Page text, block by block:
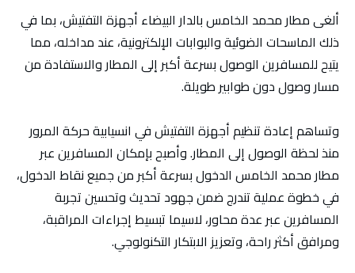
ألغى مطار محمد الخامس بالدار البيضاء أجهزة التفتيش، بما في
ذلك الماسحات الضوئية والبوابات الإلكترونية، عند مداخله، مما
يتيح للمسافرين الوصول بسرعة أكبر إلى المطار والاستفادة من
مسار وصول دون طوابير طويلة.
وتساهم إعادة تنظيم أجهزة التفتيش في انسيابية حركة المرور
منذ لحظة الوصول إلى المطار. وأصبح بإمكان المسافرين عبر
مطار محمد الخامس الدخول بسرعة أكبر من جميع نقاط الدخول،
في خطوة عملية تندرج ضمن جهود تحديث وتحسين تجربة
المسافرين عبر عدة محاور، لاسيما تبسيط إجراءات المراقبة،
ومرافق أكثر راحة، وتعزيز الابتكار التكنولوجي.